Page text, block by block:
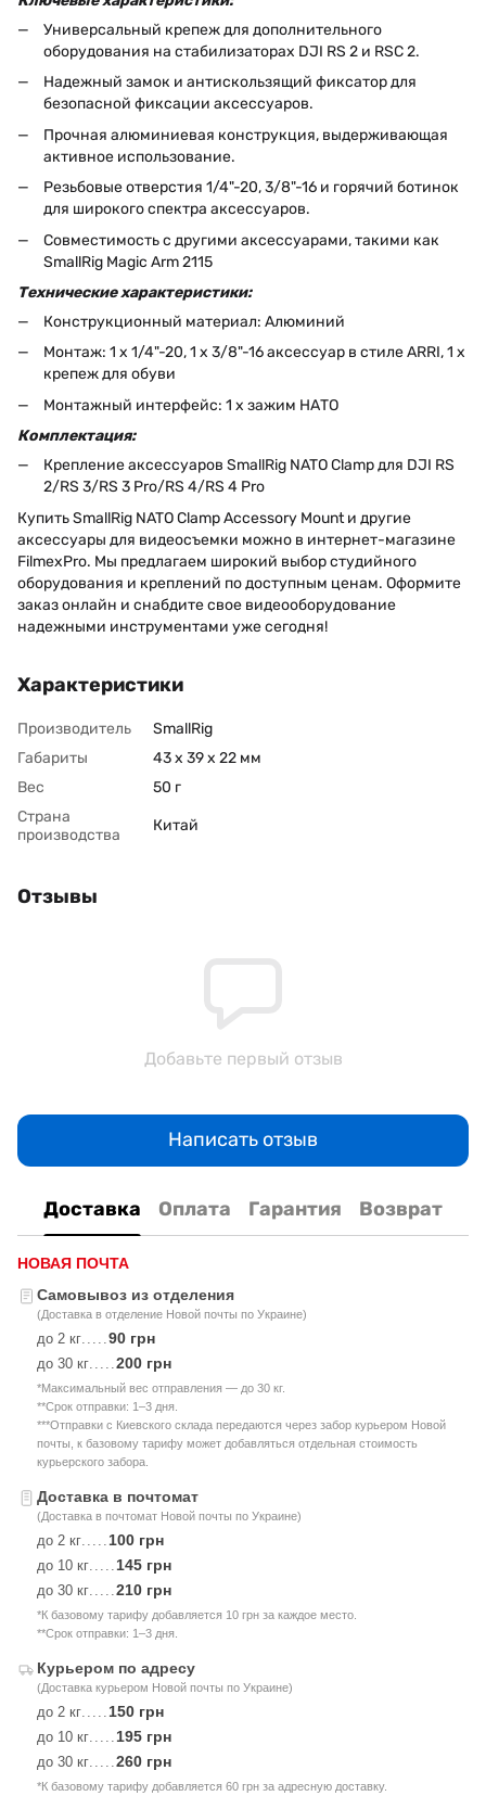
Универсальный крепеж для дополнительного
оборудования на стабилизаторах DJI RS 2 и RSC 2.
Надежный замок и антискользящий фиксатор для
безопасной фиксации аксессуаров.
Прочная алюминиевая конструкция, выдерживающая
активное использование.
Резьбовые отверстия 1/4"-20, 3/8"-16 и горячий ботинок
для широкого спектра аксессуаров.
Совместимость с другими аксессуарами, такими как
SmallRig Magic Arm 2115
Технические характеристики:
Конструкционный материал: Алюминий
Монтаж: 1 x 1/4"-20, 1 x 3/8"-16 аксессуар в стиле ARRI, 1 x
крепеж для обуви
Монтажный интерфейс: 1 x зажим НАТО
Комплектация:
Крепление аксессуаров SmallRig NATO Clamp для DJI RS
2/RS 3/RS 3 Pro/RS 4/RS 4 Pro
Купить SmallRig NATO Clamp Accessory Mount и другие
аксессуары для видеосъемки можно в интернет-магазине
FilmexPro. Мы предлагаем широкий выбор студийного
оборудования и креплений по доступным ценам. Оформите
заказ онлайн и снабдите свое видеооборудование
надежными инструментами уже сегодня!
Характеристики
Производитель
SmallRig
Габариты
43 x 39 x 22 мм
Вес
50 г
Страна
производства
Китай
Отзывы
Добавьте первый отзыв
Написать отзыв
Доставка Оплата Гарантия Возврат
НОВАЯ ПОЧТА
Самовывоз из отделения
(Доставка в отделение Новой почты по Украине)
до 2 кг 90 грн
до 30 кг 200 грн
*Максимальный вес отправления — до 30 кг.
**Срок отправки: 1–3 дня.
***Отправки с Киевского склада передаются через забор курьером Новой
почты, к базовому тарифу может добавляться отдельная стоимость
курьерского забора.
Доставка в почтомат
(Доставка в почтомат Новой почты по Украине)
до 2 кг 100 грн
до 10 кг 145 грн
до 30 кг 210 грн
*К базовому тарифу добавляется 10 грн за каждое место.
**Срок отправки: 1–3 дня.
Курьером по адресу
(Доставка курьером Новой почты по Украине)
до 2 кг 150 грн
до 10 кг 195 грн
до 30 кг 260 грн
*К базовому тарифу добавляется 60 грн за адресную доставку.